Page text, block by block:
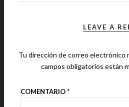
LEAVE A
Tu dirección de correo electrónico
campos obligatorios están
COMENTARIO*